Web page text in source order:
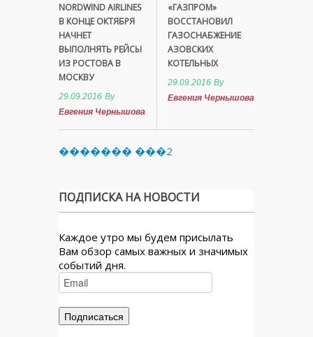
NORDWIND AIRLINES
В КОНЦЕ ОКТЯБРЯ
НАЧНЕТ
ВЫПОЛНЯТЬ РЕЙСЫ
ИЗ РОСТОВА В
МОСКВУ
29.09.2016 By
Евгения Чернышова
«ГАЗПРОМ»
ВОССТАНОВИЛ
ГАЗОСНАБЖЕНИЕ
АЗОВСКИХ
КОТЕЛЬНЫХ
29.09.2016 By
Евгения Чернышова
������� ���2
ПОДПИСКА НА НОВОСТИ
Каждое утро мы будем присылать
Вам обзор самых важных и значимых
событий дня.